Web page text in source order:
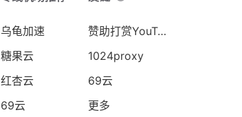
乌龟加速
糖果云
红杏云
69云
赞助打赏YouTube
1024proxy
69云
更多